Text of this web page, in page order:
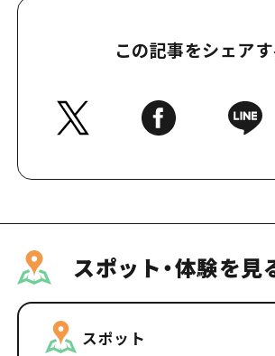
この記事をシェアす
スポット・体験を見
スポット